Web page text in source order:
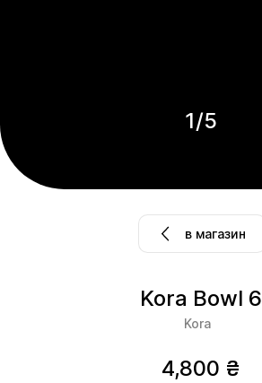
в магазин
1/5
Kora Bowl 6
Kora
4,800 ₴